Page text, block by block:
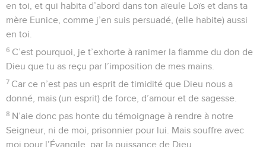
en toi, et qui habita d’abord dans ton aïeule Loïs et dans ta
mère Eunice, comme j’en suis persuadé, (elle habite) aussi
en toi.
6 C’est pourquoi, je t’exhorte à ranimer la flamme du don de
Dieu que tu as reçu par l’imposition de mes mains.
7 Car ce n’est pas un esprit de timidité que Dieu nous a
donné, mais (un esprit) de force, d’amour et de sagesse.
8 N’aie donc pas honte du témoignage à rendre à notre
Seigneur, ni de moi, prisonnier pour lui. Mais souffre avec
moi pour l’Évangile, par la puissance de Dieu.